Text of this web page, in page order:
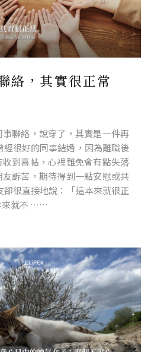
絡，其實很正常
聯絡，說穿了，其實是一件再
經很好的同事結婚，因為離職後
到喜帖，心裡難免會有點失落
訴苦，期待得到一點安慰或共
卻很直接地說：「這本來就很正
來就不 ……